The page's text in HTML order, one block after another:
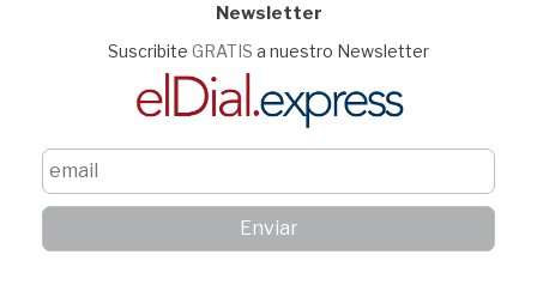
Newsletter
Suscribite GRATIS a nuestro Newsletter